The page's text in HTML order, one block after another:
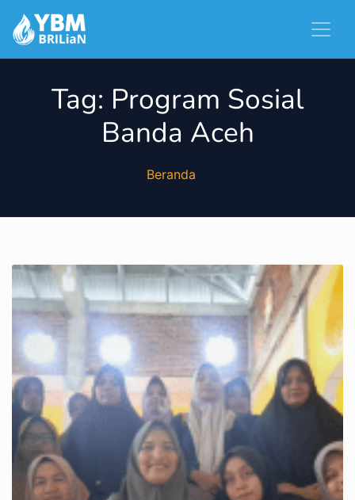
Tag: Program Sosial
Banda Aceh
Beranda